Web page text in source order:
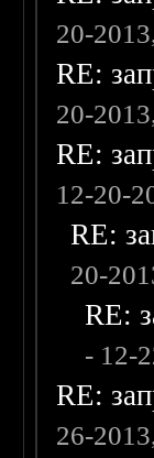
20-
RE:
20-
RE:
12-20-
RE:
20-
RE:
- 12-
RE:
26-